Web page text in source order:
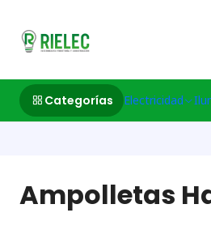
Categorías Electricidad
Ampolletas